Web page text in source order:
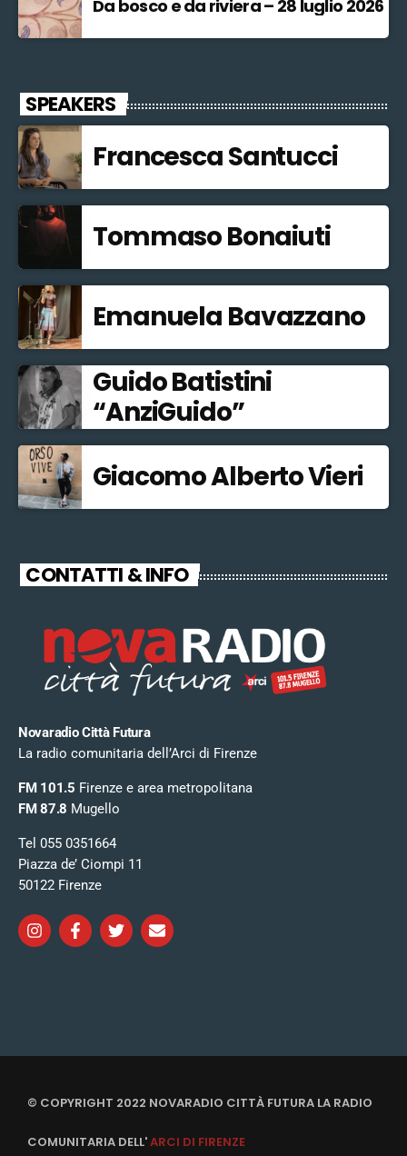
Da bosco e da riviera – 28 luglio 2026
SPEAKERS
Francesca Santucci
Tommaso Bonaiuti
Emanuela Bavazzano
Guido Batistini
“AnziGuido”
Giacomo Alberto Vieri
CONTATTI & INFO
Novaradio Città Futura
La radio comunitaria dell’Arci di Firenze
FM 101.5 Firenze e area metropolitana
FM 87.8 Mugello
Tel 055 0351664
Piazza de’ Ciompi 11
50122 Firenze
© COPYRIGHT 2022 NOVARADIO CITTÀ FUTURA LA RADIO
COMUNITARIA DELL'ARCI DI FIRENZE